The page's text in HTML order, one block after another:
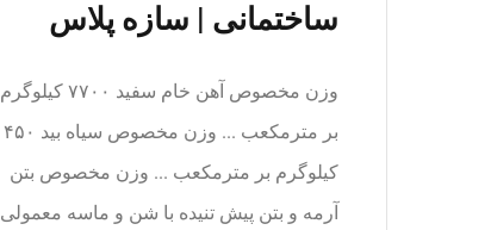
ساختمانی | سازه پلاس
وزن مخصوص آهن خام سفید ۷۷۰۰ کیلوگرم
بر مترمکعب ... وزن مخصوص سیاه بید ۴۵۰
کیلوگرم بر مترمکعب ... وزن مخصوص بتن
آرمه و بتن پیش تنیده با شن و ماسه معمولی